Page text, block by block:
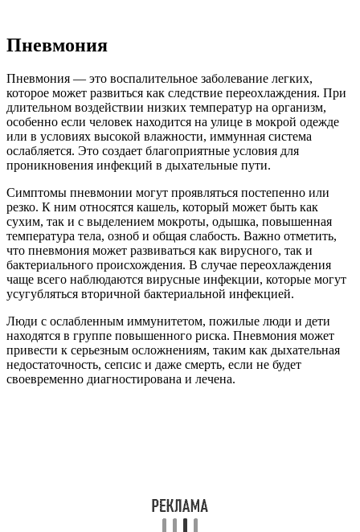
Пневмония
Пневмония — это воспалительное заболевание легких,
которое может развиться как следствие переохлаждения. При
длительном воздействии низких температур на организм,
особенно если человек находится на улице в мокрой одежде
или в условиях высокой влажности, иммунная система
ослабляется. Это создает благоприятные условия для
проникновения инфекций в дыхательные пути.
Симптомы пневмонии могут проявляться постепенно или
резко. К ним относятся кашель, который может быть как
сухим, так и с выделением мокроты, одышка, повышенная
температура тела, озноб и общая слабость. Важно отметить,
что пневмония может развиваться как вирусного, так и
бактериального происхождения. В случае переохлаждения
чаще всего наблюдаются вирусные инфекции, которые могут
усугубляться вторичной бактериальной инфекцией.
Люди с ослабленным иммунитетом, пожилые люди и дети
находятся в группе повышенного риска. Пневмония может
привести к серьезным осложнениям, таким как дыхательная
недостаточность, сепсис и даже смерть, если не будет
своевременно диагностирована и лечена.